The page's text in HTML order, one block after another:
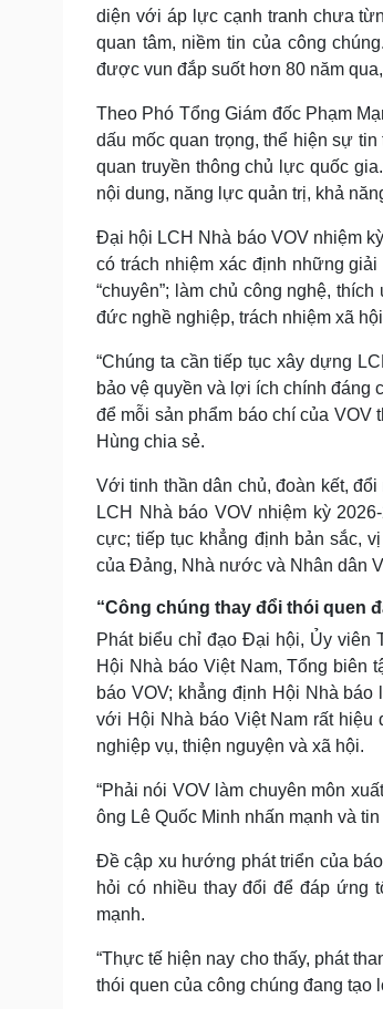
diện với áp lực cạnh tranh chưa
quan tâm, niềm tin của công
được vun đắp suốt hơn 80 năm
Theo Phó Tổng Giám đốc Phạm
dấu mốc quan trọng, thể hiện sự
quan truyền thông chủ lực quốc
nội dung, năng lực quản trị, khả
Đại hội LCH Nhà báo VOV nhiệm
có trách nhiệm xác định những
“chuyên”; làm chủ công nghệ,
đức nghề nghiệp, trách nhiệm xã
“Chúng ta cần tiếp tục xây dựng
bảo vệ quyền và lợi ích chính đáng
để mỗi sản phẩm báo chí của VOV
Hùng chia sẻ.
Với tinh thần dân chủ, đoàn kết,
LCH Nhà báo VOV nhiệm kỳ
cực; tiếp tục khẳng định bản sắc,
của Đảng, Nhà nước và Nhân dân
“Công chúng thay đổi thói quen
Phát biểu chỉ đạo Đại hội, Ủy viên
Hội Nhà báo Việt Nam, Tổng biên
báo VOV; khẳng định Hội Nhà
với Hội Nhà báo Việt Nam rất hiệu
nghiệp vụ, thiện nguyện và xã hội.
“Phải nói VOV làm chuyên môn
ông Lê Quốc Minh nhấn mạnh và
Đề cập xu hướng phát triển của
hỏi có nhiều thay đổi để đáp ứng
mạnh.
“Thực tế hiện nay cho thấy, phát
thói quen của công chúng đang tạo